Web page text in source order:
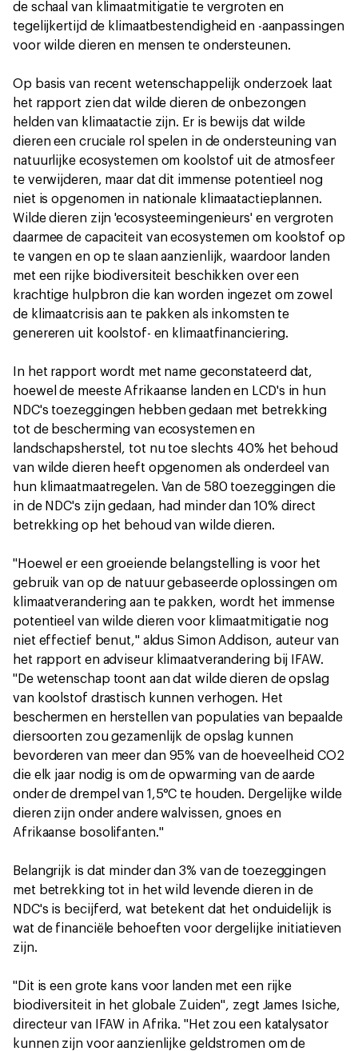
de schaal van klimaatmitigatie te vergroten en
tegelijkertijd de klimaatbestendigheid en -aanpassingen
voor wilde dieren en mensen te ondersteunen.
Op basis van recent wetenschappelijk onderzoek laat
het rapport zien dat wilde dieren de onbezongen
helden van klimaatactie zijn. Er is bewijs dat wilde
dieren een cruciale rol spelen in de ondersteuning van
natuurlijke ecosystemen om koolstof uit de atmosfeer
te verwijderen, maar dat dit immense potentieel nog
niet is opgenomen in nationale klimaatactieplannen.
Wilde dieren zijn 'ecosysteemingenieurs' en vergroten
daarmee de capaciteit van ecosystemen om koolstof op
te vangen en op te slaan aanzienlijk, waardoor landen
met een rijke biodiversiteit beschikken over een
krachtige hulpbron die kan worden ingezet om zowel
de klimaatcrisis aan te pakken als inkomsten te
genereren uit koolstof- en klimaatfinanciering.
In het rapport wordt met name geconstateerd dat,
hoewel de meeste Afrikaanse landen en LCD's in hun
NDC's toezeggingen hebben gedaan met betrekking
tot de bescherming van ecosystemen en
landschapsherstel, tot nu toe slechts 40% het behoud
van wilde dieren heeft opgenomen als onderdeel van
hun klimaatmaatregelen. Van de 580 toezeggingen die
in de NDC's zijn gedaan, had minder dan 10% direct
betrekking op het behoud van wilde dieren.
"Hoewel er een groeiende belangstelling is voor het
gebruik van op de natuur gebaseerde oplossingen om
klimaatverandering aan te pakken, wordt het immense
potentieel van wilde dieren voor klimaatmitigatie nog
niet effectief benut," aldus Simon Addison, auteur van
het rapport en adviseur klimaatverandering bij IFAW.
"De wetenschap toont aan dat wilde dieren de opslag
van koolstof drastisch kunnen verhogen. Het
beschermen en herstellen van populaties van bepaalde
diersoorten zou gezamenlijk de opslag kunnen
bevorderen van meer dan 95% van de hoeveelheid CO2
die elk jaar nodig is om de opwarming van de aarde
onder de drempel van 1,5°C te houden. Dergelijke wilde
dieren zijn onder andere walvissen, gnoes en
Afrikaanse bosolifanten."
Belangrijk is dat minder dan 3% van de toezeggingen
met betrekking tot in het wild levende dieren in de
NDC's is becijferd, wat betekent dat het onduidelijk is
wat de financiële behoeften voor dergelijke initiatieven
zijn.
"Dit is een grote kans voor landen met een rijke
biodiversiteit in het globale Zuiden", zegt James Isiche,
directeur van IFAW in Afrika. "Het zou een katalysator
kunnen zijn voor aanzienlijke geldstromen om de